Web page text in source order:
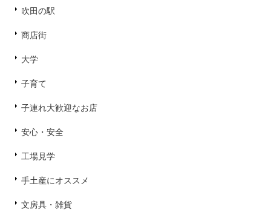
吹田の駅
商店街
大学
子育て
子連れ大歓迎なお店
安心・安全
工場見学
手土産にオススメ
文房具・雑貨